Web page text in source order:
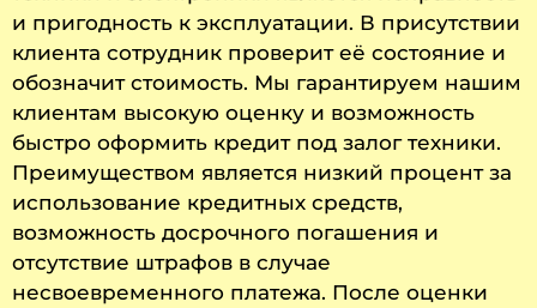
и пригодность к эксплуатации. В присутствии
клиента сотрудник проверит её состояние и
обозначит стоимость. Мы гарантируем нашим
клиентам высокую оценку и возможность
быстро оформить кредит под залог техники.
Преимуществом является низкий процент за
использование кредитных средств,
возможность досрочного погашения и
отсутствие штрафов в случае
несвоевременного платежа. После оценки